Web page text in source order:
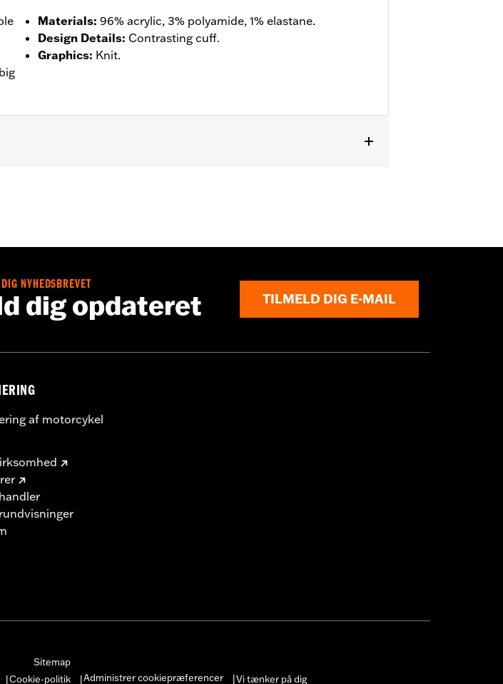
Materials: 96% acrylic, 3% polyamide, 1% elastane.
Design Details: Contrasting cuff.
Graphics: Knit.
NYHEDSBREVET
dig opdateret TILMELD DIG E-MAIL
af motorcykel
Sitemap
Cookie-politik Administrer cookiepræferencer Vi tænker på dig